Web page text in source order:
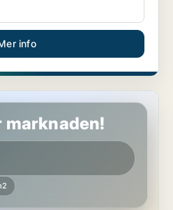
info
marknaden!